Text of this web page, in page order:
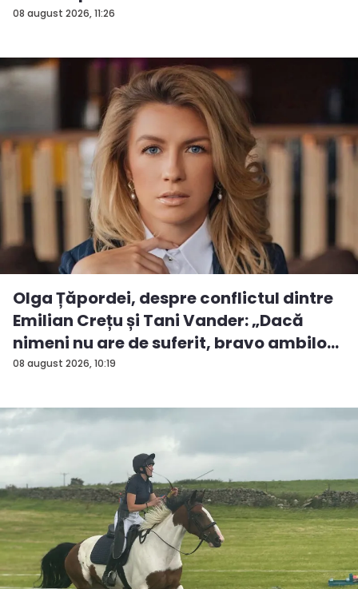
08 august 2026, 11:26
08 august 2026, 10:19
Olga Țăpordei, despre conflictul dintre
Emilian Crețu și Tani Vander: „Dacă
nimeni nu are de suferit, bravo ambilo...